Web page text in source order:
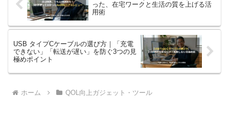
った、在宅ワークと生活の質を上げる活
用術
USB タイプCケーブルの選び方｜「充電
できない」「転送が遅い」を防ぐ3つの見
極めポイント
ホーム QOL向上ガジェット・ツール